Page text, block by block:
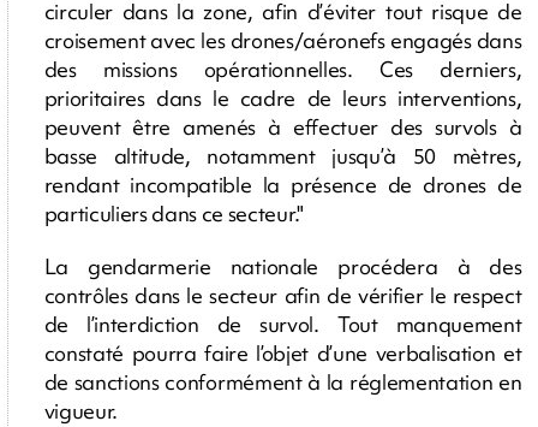
circuler dans la zone, afin d’éviter tout risque de
croisement avec les drones/aéronefs engagés dans
des missions opérationnelles. Ces derniers,
prioritaires dans le cadre de leurs interventions,
peuvent être amenés à effectuer des survols à
basse altitude, notamment jusqu’à 50 mètres,
rendant incompatible la présence de drones de
particuliers dans ce secteur."
La gendarmerie nationale procédera à des
contrôles dans le secteur afin de vérifier le respect
de l’interdiction de survol. Tout manquement
constaté pourra faire l’objet d’une verbalisation et
de sanctions conformément à la réglementation en
vigueur.